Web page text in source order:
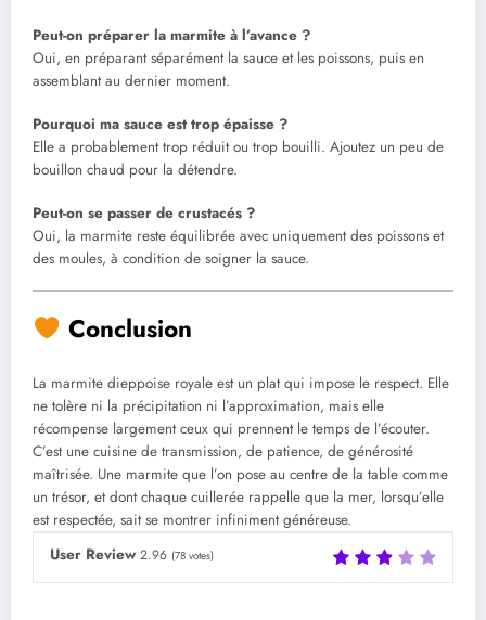
Peut-on préparer la marmite à l’avance ?
Oui, en préparant séparément la sauce et les poissons, puis en
assemblant au dernier moment.
Pourquoi ma sauce est trop épaisse ?
Elle a probablement trop réduit ou trop bouilli. Ajoutez un peu de
bouillon chaud pour la détendre.
Peut-on se passer de crustacés ?
Oui, la marmite reste équilibrée avec uniquement des poissons et
des moules, à condition de soigner la sauce.
Conclusion
La marmite dieppoise royale est un plat qui impose le respect. Elle
ne tolère ni la précipitation ni l’approximation, mais elle
récompense largement ceux qui prennent le temps de l’écouter.
C’est une cuisine de transmission, de patience, de générosité
maîtrisée. Une marmite que l’on pose au centre de la table comme
un trésor, et dont chaque cuillerée rappelle que la mer, lorsqu’elle
est respectée, sait se montrer infiniment généreuse.
User Review 2.96 (78 votes)